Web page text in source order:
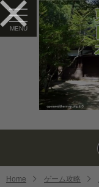
Home ゲーム攻略